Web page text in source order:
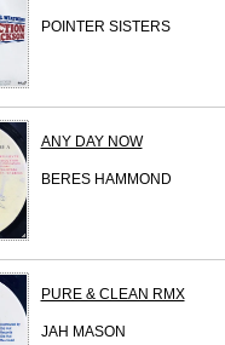
POINTER SISTERS
ANY DAY NOW
BERES HAMMOND
PURE & CLEAN RMX
JAH MASON